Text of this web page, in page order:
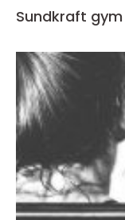
Sundkraft gym